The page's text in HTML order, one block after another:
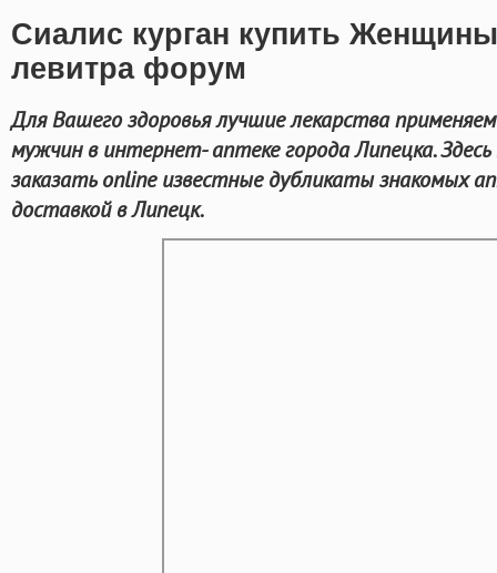
Сиалис курган купить
левитра форум
Для Вашего здоровья лучшие лекарства
мужчин в интернет- аптеке города Липецка.
заказать online известные дубликаты знакомых
доставкой в Липецк.